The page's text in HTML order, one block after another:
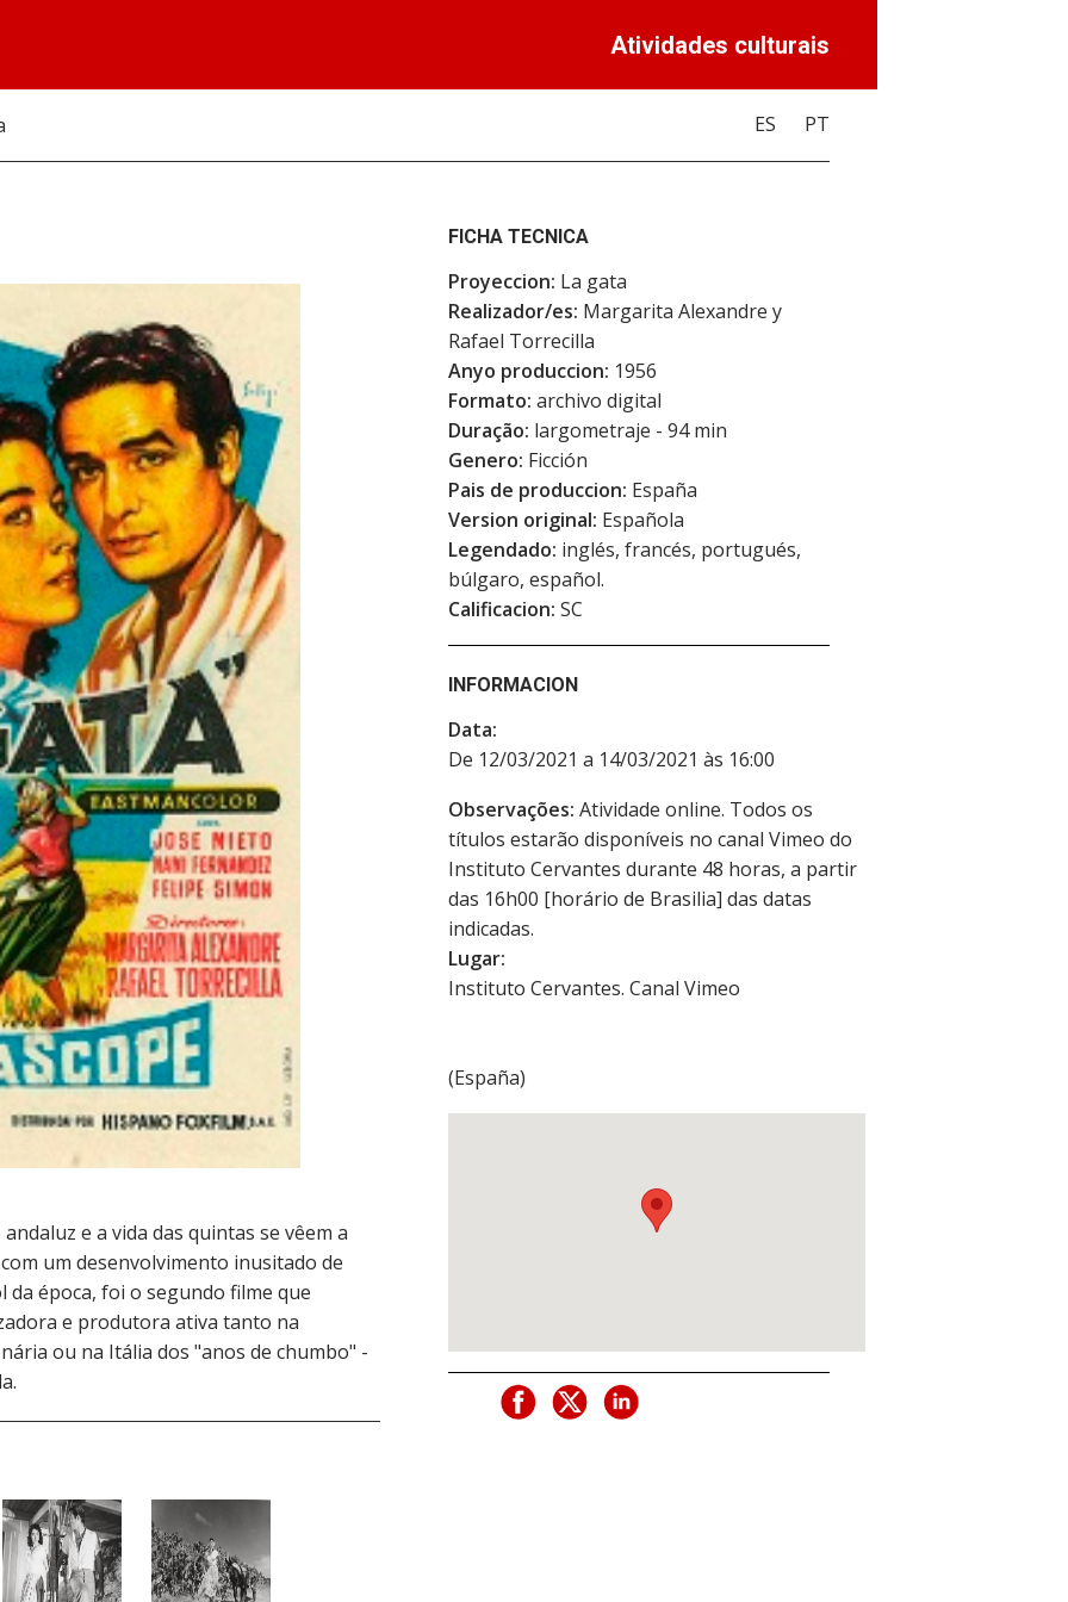
Atividades culturais
ES PT
e a vida das quintas se vêem a
um desenvolvimento inusitado de
época, foi o segundo filme que
e produtora ativa tanto na
ou na Itália dos "anos de chumbo" -
FICHA TECNICA
Proyeccion: La gata
Realizador/es: Margarita Alexandre y
Rafael Torrecilla
Anyo produccion: 1956
Formato: archivo digital
Duração: largometraje - 94 min
Genero: Ficción
Pais de produccion: España
Version original: Española
Legendado: inglés, francés, portugués,
búlgaro, español.
Calificacion: SC
INFORMACION
Data:
De 12/03/2021 a 14/03/2021 às 16:00
Observações: Atividade online. Todos os
títulos estarão disponíveis no canal Vimeo do
Instituto Cervantes durante 48 horas, a partir
das 16h00 [horário de Brasilia] das datas
indicadas.
Lugar:
Instituto Cervantes. Canal Vimeo
(España)